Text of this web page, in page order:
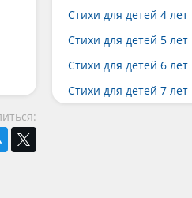
Стихи для детей 4 лет
Стихи для детей 5 лет
Стихи для детей 6 лет
Стихи для детей 7 лет